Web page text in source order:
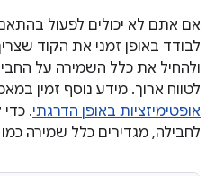
אם אתם לא יכולים לפעול
לבודד באופן זמני את הקוד
ולהחיל את כלל השמירה על
לטווח ארוך. מידע נוסף זמין
אופטימיזציות באופן הדרגתי.
לחבילה, מגדירים כלל שמירה